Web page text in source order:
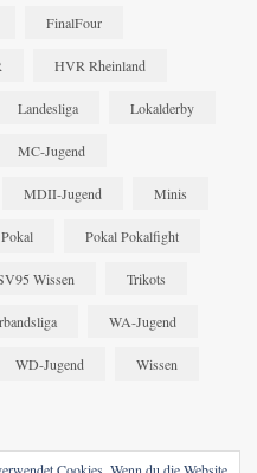
FinalFour
HVR Rheinland
Landesliga Lokalderby
MC-Jugend
MDII-Jugend Minis
Pokal Pokal Pokalfight
Wissen Trikots
WA-Jugend
WD-Jugend Wissen